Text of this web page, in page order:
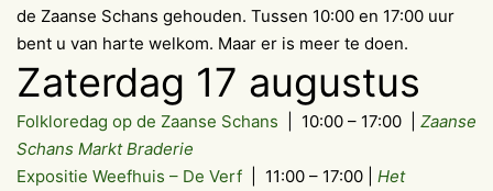
de Zaanse Schans gehouden. Tussen 10:00 en 17:00 uur
bent u van harte welkom. Maar er is meer te doen.
Zaterdag 17 augustus
Folkloredag op de Zaanse Schans | 10:00 – 17:00 | Zaanse
Schans Markt Braderie
Expositie Weefhuis – De Verf | 11:00 – 17:00 | Het